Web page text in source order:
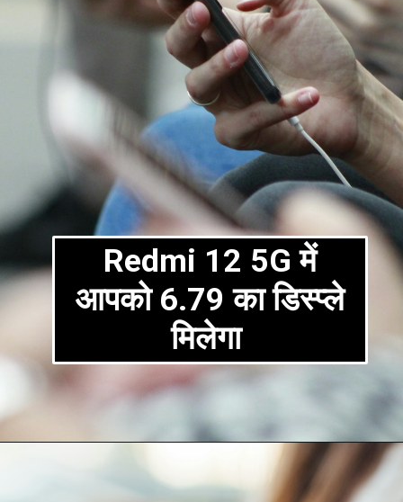
Redmi 12 5G में
आपको 6.79 का डिस्प्ले
मिलेगा